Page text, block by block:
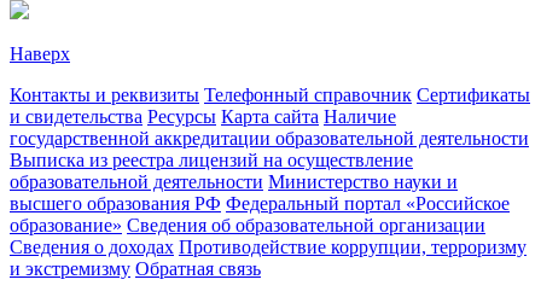
Наверх
Контакты и реквизиты Телефонный справочник Сертификаты
и свидетельства Ресурсы Карта сайта Наличие
государственной аккредитации образовательной деятельности
Выписка из реестра лицензий на осуществление
образовательной деятельности Министерствo науки и
высшего образования РФ Федеральный портал «Российское
образование» Сведения об образовательной организации
Сведения о доходах Противодействие коррупции, терроризму
и экстремизму Обратная связь